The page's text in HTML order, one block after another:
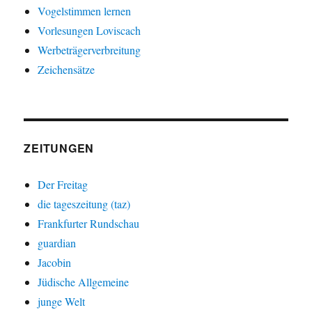
Vogelstimmen lernen
Vorlesungen Loviscach
Werbeträgerverbreitung
Zeichensätze
ZEITUNGEN
Der Freitag
die tageszeitung (taz)
Frankfurter Rundschau
guardian
Jacobin
Jüdische Allgemeine
junge Welt